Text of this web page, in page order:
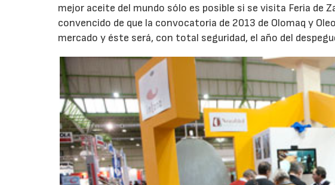
mejor aceite del mundo sólo es posible si se visita Feria de
convencido de que la convocatoria de 2013 de Olomaq y
mercado y éste será, con total seguridad, el año del